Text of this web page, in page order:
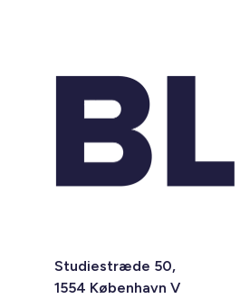
Studiestræde 50,
1554 København V